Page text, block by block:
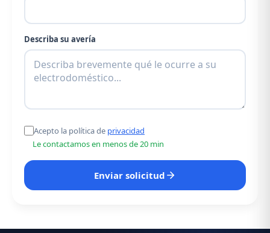
Describa su avería
Acepto la política de privacidad
Le contactamos en menos de 20 min
Enviar solicitud